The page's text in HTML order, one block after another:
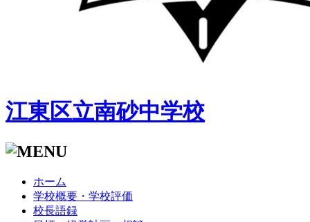
江東区立南砂中学校
ホーム
学校概要・学校評価
校長語録